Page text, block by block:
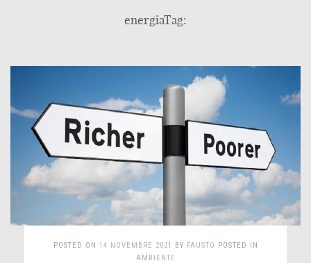
energiaTag:
POSTED ON 14 NOVEMBRE 2021 BY FAUSTO POSTED IN
AMBIENTE